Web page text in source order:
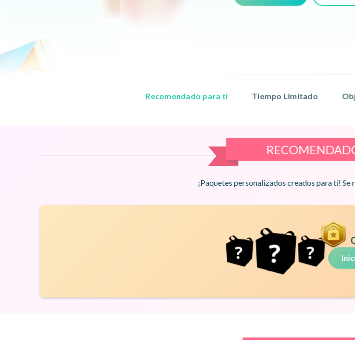
Recomendado para ti Tiempo Limitado
¡Paquetes personalizados creados para ti!